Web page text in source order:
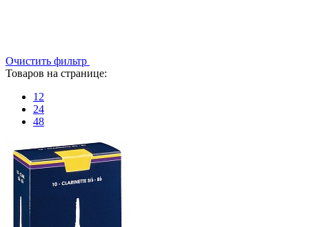
Очистить фильтр
Товаров на странице:
12
24
48